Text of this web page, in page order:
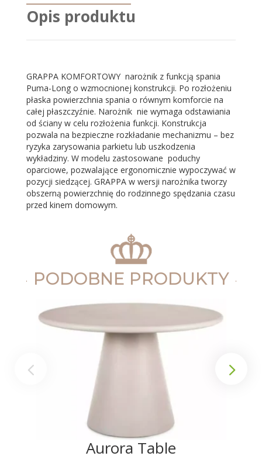
Opis produktu
GRAPPA KOMFORTOWY narożnik z funkcją spania
Puma-Long o wzmocnionej konstrukcji. Po rozłożeniu
płaska powierzchnia spania o równym komforcie na
całej płaszczyźnie. Narożnik nie wymaga odstawiania
od ściany w celu rozłożenia funkcji. Konstrukcja
pozwala na bezpieczne rozkładanie mechanizmu – bez
ryzyka zarysowania parkietu lub uszkodzenia
wykładziny. W modelu zastosowane poduchy
oparciowe, pozwalające ergonomicznie wypoczywać w
pozycji siedzącej. GRAPPA w wersji narożnika tworzy
obszerną powierzchnię do rodzinnego spędzania czasu
przed kinem domowym.
PODOBNE PRODUKTY
Aurora Table